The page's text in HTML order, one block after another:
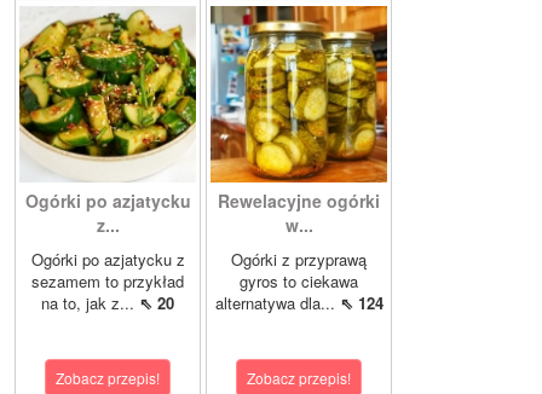
Ogórki po azjatycku
z...
Ogórki po azjatycku z
sezamem to przykład
na to, jak z... ⇖ 20
Zobacz przepis!
Rewelacyjne ogórki
w...
Ogórki z przyprawą
gyros to ciekawa
alternatywa dla... ⇖ 124
Zobacz przepis!